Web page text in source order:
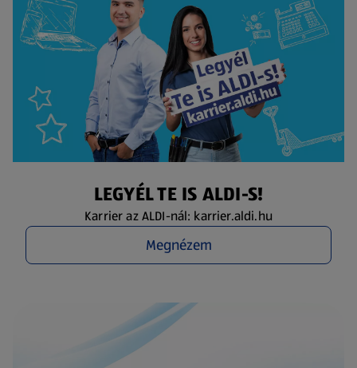
LEGYÉL TE IS ALDI-S!
Karrier az ALDI-nál: karrier.aldi.hu
Megnézem